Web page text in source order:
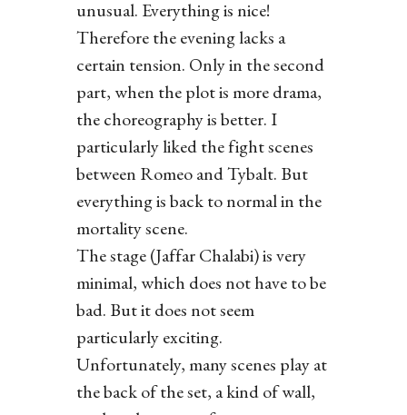
unusual. Everything is nice!
Therefore the evening lacks a
certain tension. Only in the second
part, when the plot is more drama,
the choreography is better. I
particularly liked the fight scenes
between Romeo and Tybalt. But
everything is back to normal in the
mortality scene.
The stage (Jaffar Chalabi) is very
minimal, which does not have to be
bad. But it does not seem
particularly exciting.
Unfortunately, many scenes play at
the back of the set, a kind of wall,